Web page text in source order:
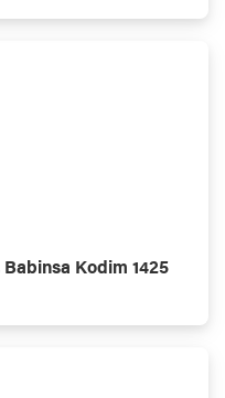
Kodim 1425